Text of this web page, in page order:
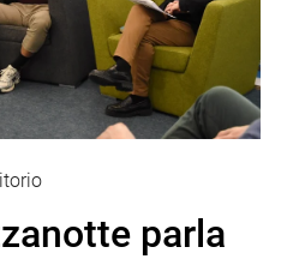
parla